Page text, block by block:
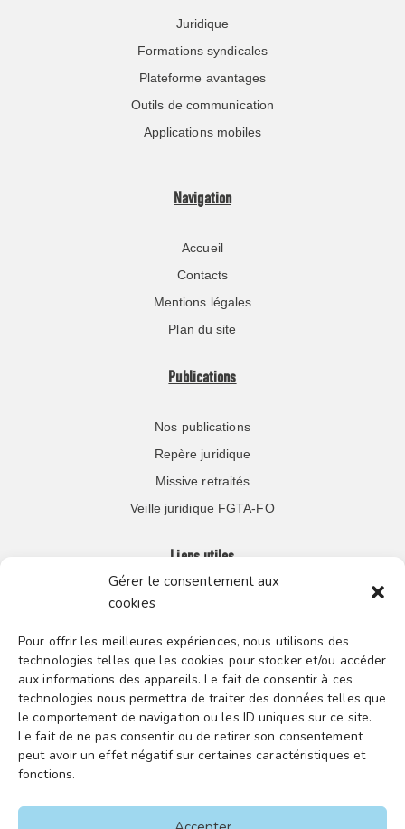
Gérer le consentement aux
cookies
Pour offrir les meilleures expériences, nous utilisons des
technologies telles que les cookies pour stocker et/ou accéder
aux informations des appareils. Le fait de consentir à ces
technologies nous permettra de traiter des données telles que
le comportement de navigation ou les ID uniques sur ce site.
Le fait de ne pas consentir ou de retirer son consentement
peut avoir un effet négatif sur certaines caractéristiques et
fonctions.
Juridique
Formations syndicales
Plateforme avantages
Outils de communication
Applications mobiles
Navigation
Accueil
Contacts
Mentions légales
Plan du site
Publications
Nos publications
Repère juridique
Missive retraités
Veille juridique FGTA-FO
Liens utiles
Boutique en ligne
Espace Presse
Nos partenaires
Gestion des cookies
FGTA-FO / 15 avenue Victor Hugo – 92170 Vanves / 01 86